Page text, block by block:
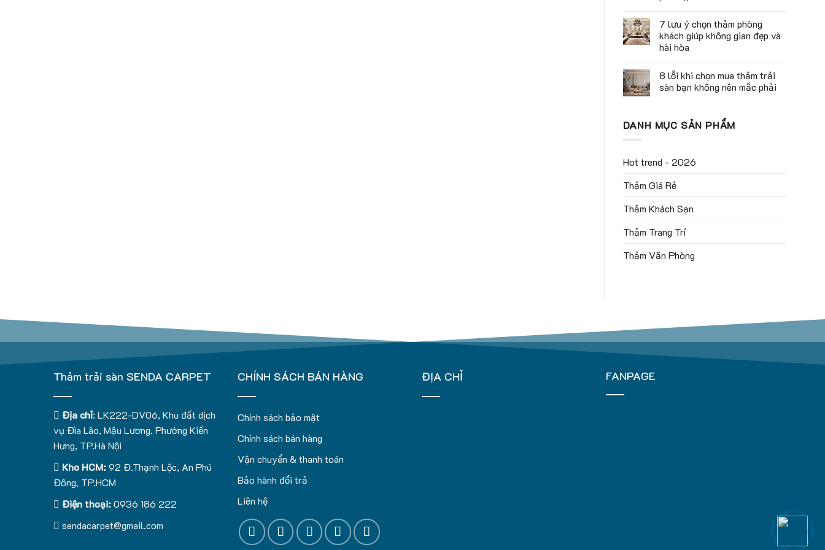
7 lưu ý chọn thảm phòng
khách giúp không gian đẹp và
hài hòa
8 lỗi khi chọn mua thảm trải
sàn bạn không nên mắc phải
DANH MỤC SẢN PHẨM
Hot trend - 2026
Thảm Giá Rẻ
Thảm Khách Sạn
Thảm Trang Trí
Thảm Văn Phòng
Thảm trải sàn SENDA CARPET
Địa chỉ: LK222-DV06, Khu đất dịch
vụ Đìa Lão, Mậu Lương, Phường Kiến
Hưng, TP.Hà Nội
Kho HCM:92 Đ.Thạnh Lộc, An Phú
Đông, TP.HCM
Điện thoại:0936 186 222
sendacarpet@gmail.com
CHÍNH SÁCH BÁN HÀNG
Chính sách bảo mật
Chính sách bán hàng
Vận chuyển & thanh toán
Bảo hành đổi trả
Liên hệ
ĐỊA CHỈ FANPAGE